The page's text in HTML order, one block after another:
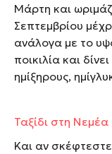
Μάρτη και
Σεπτεμβρίου
ανάλογα με το
ποικιλία και
ημίξηρους,
Ταξίδι στη Νεμέα
Και αν